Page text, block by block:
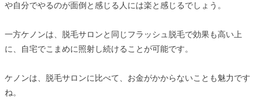
や自分でやるのが面倒と感じる人には楽と感じるでしょう。
一方ケノンは、脱毛サロンと同じフラッシュ脱毛で効果も高い上
に、自宅でこまめに照射し続けることが可能です。
ケノンは、脱毛サロンに比べて、お金がかからないことも魅力です
ね。